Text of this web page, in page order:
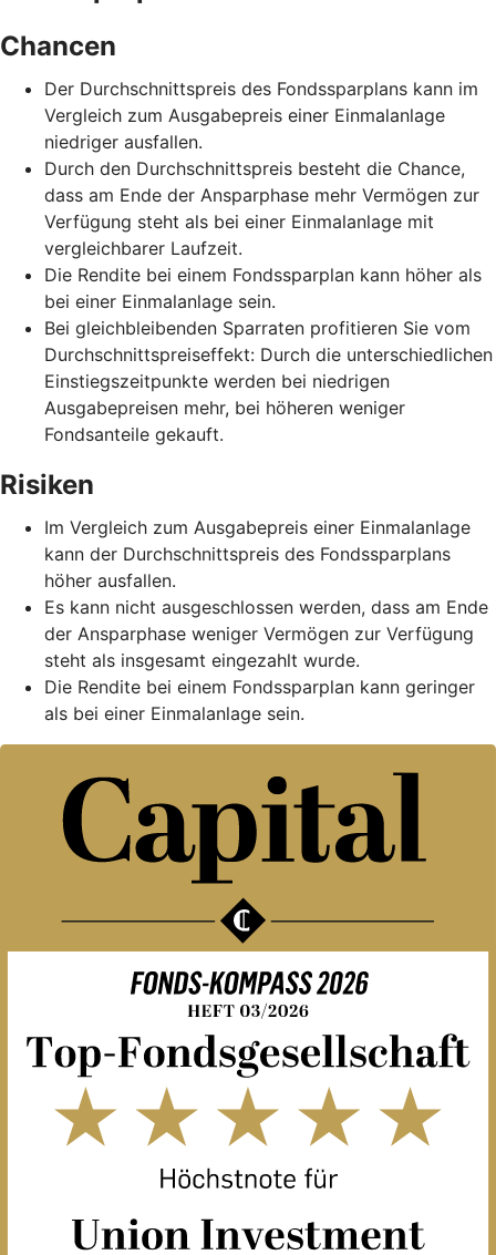
Chancen
Der Durchschnittspreis des Fondssparplans kann im
Vergleich zum Ausgabepreis einer Einmalanlage
niedriger ausfallen.
Durch den Durchschnittspreis besteht die Chance,
dass am Ende der Ansparphase mehr Vermögen zur
Verfügung steht als bei einer Einmalanlage mit
vergleichbarer Laufzeit.
Die Rendite bei einem Fondssparplan kann höher als
bei einer Einmalanlage sein.
Bei gleichbleibenden Sparraten profitieren Sie vom
Durchschnittspreiseffekt: Durch die unterschiedlichen
Einstiegszeitpunkte werden bei niedrigen
Ausgabepreisen mehr, bei höheren weniger
Fondsanteile gekauft.
Risiken
Im Vergleich zum Ausgabepreis einer Einmalanlage
kann der Durchschnittspreis des Fondssparplans
höher ausfallen.
Es kann nicht ausgeschlossen werden, dass am Ende
der Ansparphase weniger Vermögen zur Verfügung
steht als insgesamt eingezahlt wurde.
Die Rendite bei einem Fondssparplan kann geringer
als bei einer Einmalanlage sein.